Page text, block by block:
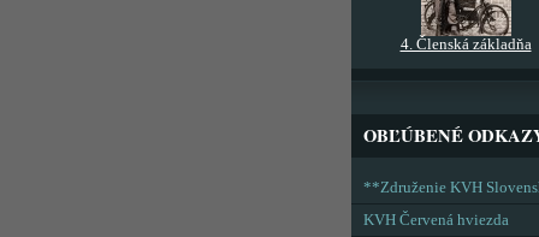
4. Členská základňa
OBĽÚBENÉ
**Združenie KVH
KVH Červená hviezda